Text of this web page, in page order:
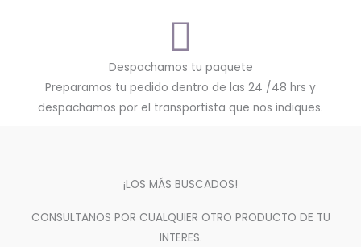
Despachamos tu paquete
Preparamos tu pedido dentro de las 24 /48 hrs y
despachamos por el transportista que nos indiques.
¡LOS MÁS BUSCADOS!
CONSULTANOS POR CUALQUIER OTRO PRODUCTO DE TU
INTERES.